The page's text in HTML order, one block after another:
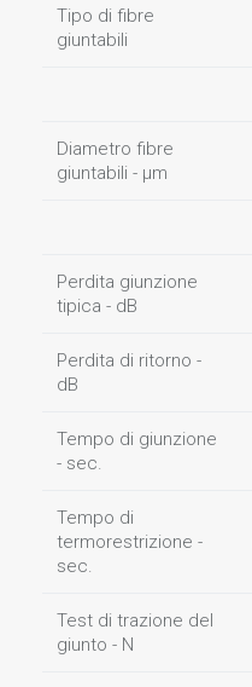
Tipo di fibre
giuntabili
Diametro fibre
giuntabili - µm
Perdita giunzione
tipica - dB
Perdita di ritorno -
dB
Tempo di giunzione
- sec.
Tempo di
termorestrizione -
sec.
Test di trazione del
giunto - N